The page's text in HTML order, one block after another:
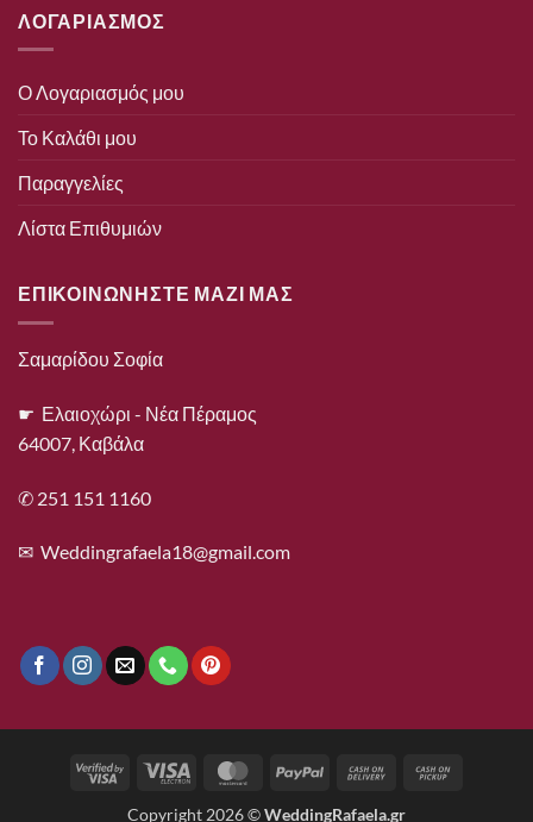
ΛΟΓΑΡΙΑΣΜΟΣ
Ο Λογαριασμός μου
Το Καλάθι μου
Παραγγελίες
Λίστα Επιθυμιών
ΕΠΙΚΟΙΝΩΝΗΣΤΕ ΜΑΖΙ ΜΑΣ
Σαμαρίδου Σοφία
☛ Ελαιοχώρι - Νέα Πέραμος
64007, Καβάλα
✆ 251 151 1160
✉ Weddingrafaela18@gmail.com
Visa
Visa
MasterCardPayPal
Cash
Copyright 2026 ©WeddingRafaela.gr